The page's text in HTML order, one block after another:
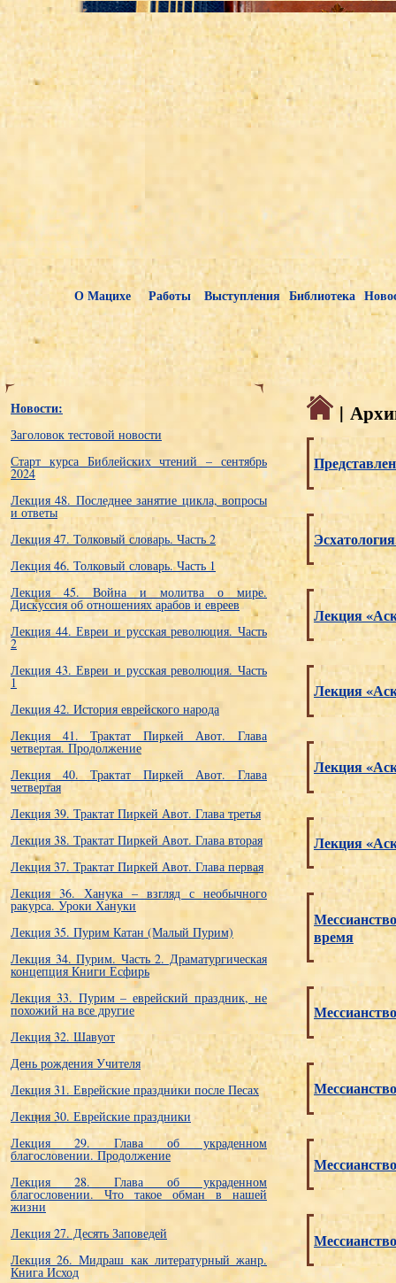
О Мацихе Работы Выступления Библиотека
Новости:
Заголовок тестовой новости
Старт курса Библейских чтений – сентябрь
2024
Лекция 48. Последнее занятие цикла, вопросы
и ответы
Лекция 47. Толковый словарь. Часть 2
Лекция 46. Толковый словарь. Часть 1
Лекция 45. Война и молитва о мире.
Дискуссия об отношениях арабов и евреев
Лекция 44. Евреи и русская революция. Часть
2
Лекция 43. Евреи и русская революция. Часть
1
Лекция 42. История еврейского народа
Лекция 41. Трактат Пиркей Авот. Глава
четвертая. Продолжение
Лекция 40. Трактат Пиркей Авот. Глава
четвертая
Лекция 39. Трактат Пиркей Авот. Глава третья
Лекция 38. Трактат Пиркей Авот. Глава вторая
Лекция 37. Трактат Пиркей Авот. Глава первая
Лекция 36. Ханука – взгляд с необычного
ракурса. Уроки Хануки
Лекция 35. Пурим Катан (Малый Пурим)
Лекция 34. Пурим. Часть 2. Драматургическая
концепция Книги Есфирь
Лекция 33. Пурим – еврейский праздник, не
похожий на все другие
Лекция 32. Шавуот
День рождения Учителя
Лекция 31. Еврейские праздники после Песах
Лекция 30. Еврейские праздники
Лекция 29. Глава об украденном
благословении. Продолжение
Лекция 28. Глава об украденном
благословении. Что такое обман в нашей
жизни
Лекция 27. Десять Заповедей
Лекция 26. Мидраш как литературный жанр.
Книга Исход
|
Лекция
Лекция
Лекция
Лекция
время